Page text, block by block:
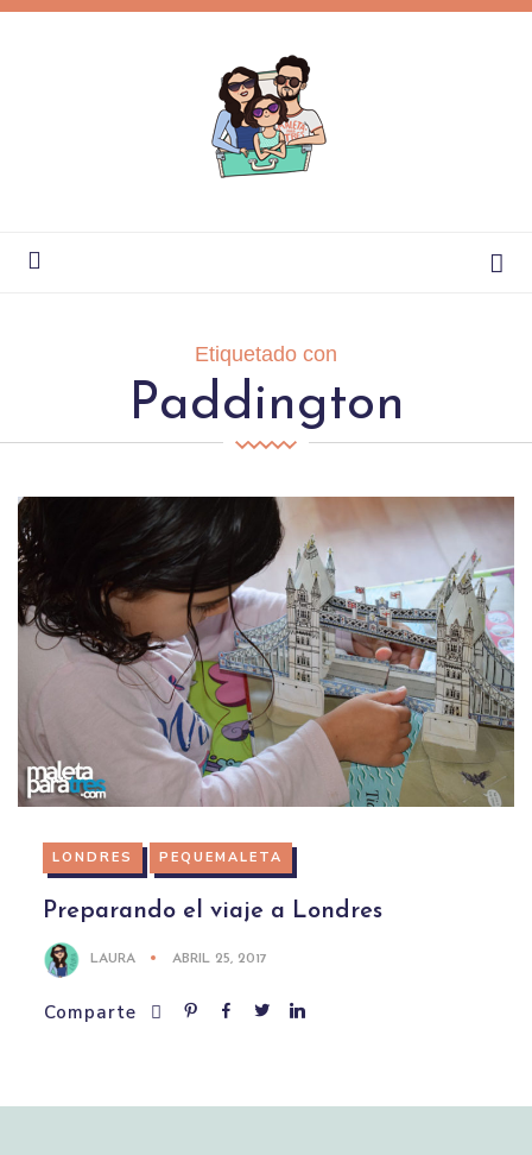
Etiquetado con
Paddington
LONDRES PEQUEMALETA
Preparando el viaje a Londres
LAURA ABRIL 25, 2017
Comparte